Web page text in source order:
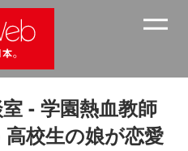
- 学園熱血教師
校生の娘が恋愛